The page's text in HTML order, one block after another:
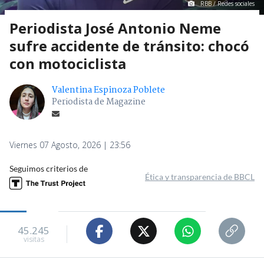
RBB / Redes sociales
Periodista José Antonio Neme
sufre accidente de tránsito: chocó
con motociclista
Valentina Espinoza Poblete
Periodista de Magazine
Viernes 07 Agosto, 2026 | 23:56
Seguimos criterios de
Ética y transparencia de BBCL
45.245
visitas